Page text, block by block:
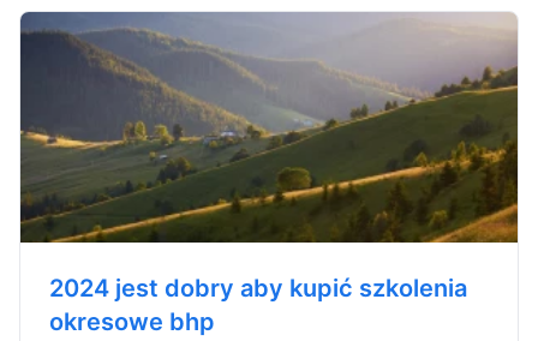
2024 jest dobry aby kupić szkolenia
okresowe bhp